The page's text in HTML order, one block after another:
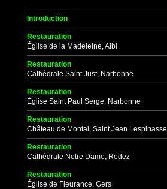
Introduction
Restauration
Église de la Madeleine, Albi
Restauration
Cathédrale Saint Just, Narbonne
Restauration
Église Saint Paul Serge, Narbonne
Restauration
Château de Montal, Saint Jean Lespinasse
Restauration
Cathédrale Notre Dame, Rodez
Restauration
Église de Fleurance, Gers